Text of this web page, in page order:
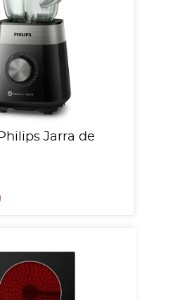
Jarra de